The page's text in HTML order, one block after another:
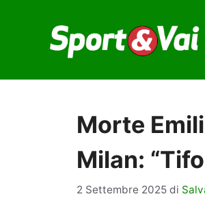
contenuto
Morte
Milan:
2 Settembre 2025 di